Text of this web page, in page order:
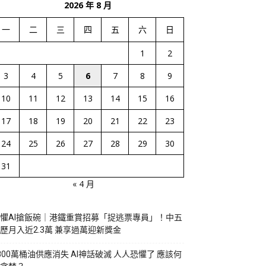
2026 年 8 月
一 二 三 四 五 六 日
1
2
3
4 5 6 7 8
9
10
11 12 13 14 15
16
17
18 19 20 21 22
23
24
25 26 27 28 29
30
31
« 4 月
AI搶飯碗｜港鐵重賞招募「捉逃票專員」！中五
月入近2.3萬 兼享過萬迎新獎金
萬桶油供應消失 AI神話破滅 人人恐懼了 應該何